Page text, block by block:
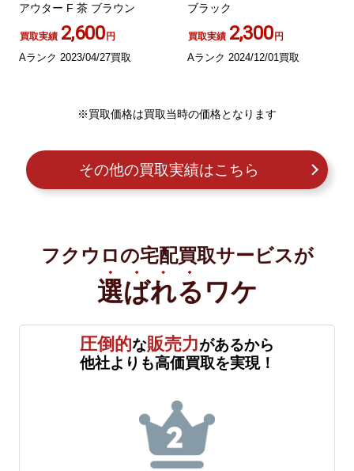
アウター F 茶 ブラウン
買取実績 2,600円
Aランク 2023/04/27買取
ブラック
買取実績 2,300円
Aランク 2024/12/01買取
※買取価格は買取当時の価格となります
その他の買取実績はこちら
フクウロの宅配買取サービスが
選ばれる ワケ
圧倒的な販売力があるから
他社よりも高価買取を実現！